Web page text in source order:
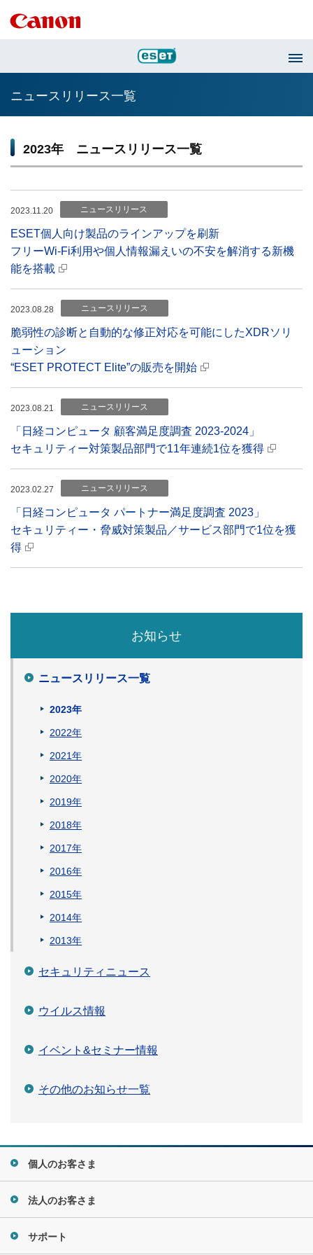
ニュースリリース一覧
2023年 ニュースリリース一覧
2023.11.20 ニュースリリース
ESET個人向け製品のラインアップを刷新
フリーWi-Fi利用や個人情報漏えいの不安を解消する新機
能を搭載
2023.08.28 ニュースリリース
脆弱性の診断と自動的な修正対応を可能にしたXDRソリ
ューション
“ESET PROTECT Elite”の販売を開始
2023.08.21 ニュースリリース
「日経コンピュータ 顧客満足度調査 2023-2024」
セキュリティー対策製品部門で11年連続1位を獲得
2023.02.27 ニュースリリース
「日経コンピュータ パートナー満足度調査 2023」
セキュリティー・脅威対策製品／サービス部門で1位を獲
得
お知らせ
ニュースリリース一覧
2023年
2022年
2021年
2020年
2019年
2018年
2017年
2016年
2015年
2014年
2013年
セキュリティニュース
ウイルス情報
イベント&セミナー情報
その他のお知らせ一覧
個人のお客さま
法人のお客さま
サポート